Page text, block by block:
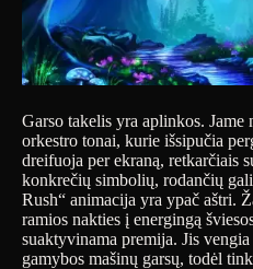
Garso takelis yra aplinkos. Jame
orkestro tonai, kurie išsipučia
dreifuoja per ekraną, retkarčiais
konkrečių simbolių, rodančių
Rush“ animacija yra ypač aštri.
ramios nakties į energingą
suaktyvinama premija. Jis
gamybos mašinų garsų, todėl